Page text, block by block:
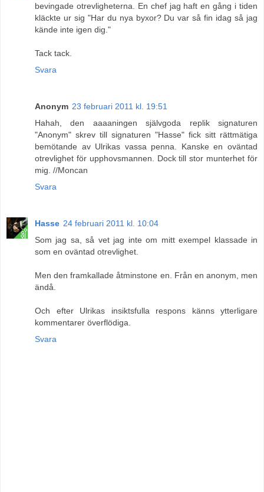
bevingade otrevligheterna. En chef jag haft en gång i tiden
kläckte ur sig "Har du nya byxor? Du var så fin idag så jag
kände inte igen dig."
Tack tack.
Svara
Anonym 23 februari 2011 kl. 19:51
Hahah, den aaaaningen självgoda replik signaturen
"Anonym" skrev till signaturen "Hasse" fick sitt rättmätiga
bemötande av Ulrikas vassa penna. Kanske en oväntad
otrevlighet för upphovsmannen. Dock till stor munterhet för
mig. //Moncan
Svara
Hasse 24 februari 2011 kl. 10:04
Som jag sa, så vet jag inte om mitt exempel klassade in
som en oväntad otrevlighet.
Men den framkallade åtminstone en. Från en anonym, men
ändå.
Och efter Ulrikas insiktsfulla respons känns ytterligare
kommentarer överflödiga.
Svara